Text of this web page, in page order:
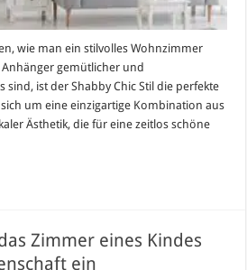
wie man ein stilvolles Wohnzimmer
gemütlicher und
ist der Shabby Chic Stil die perfekte
um eine einzigartige Kombination aus
Ästhetik, die für eine zeitlos schöne
Zimmer eines Kindes
ein